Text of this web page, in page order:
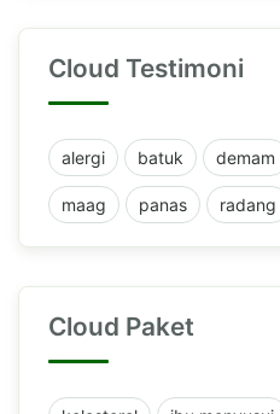
Cloud Testimoni
alergi batuk demam
maag panas radang
Cloud Paket